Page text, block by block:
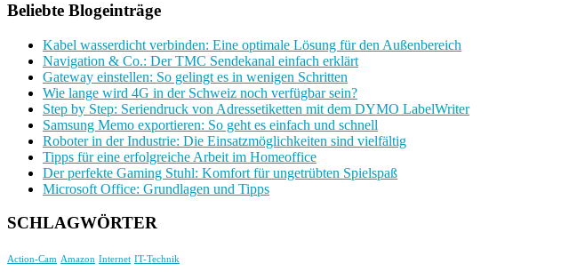
Beliebte Blogeinträge
Kabel wasserdicht verbinden: Eine optimale Lösung für den Außenbereich
Navigation & Co.: Der TMC Sendekanal einfach erklärt
Gateway einstellen: So gelingt es in wenigen Schritten
Wie lange wird 4G in der Schweiz noch verfügbar sein?
Step by Step: Seriendruck von Adressetiketten mit dem DYMO LabelWriter
Samsung Memo exportieren: So geht es einfach und schnell
Roboter in der Industrie: Die Einsatzmöglichkeiten sind vielfältig
Tipps für eine erfolgreiche Arbeit im Homeoffice
Der perfekte Gaming Stuhl: Komfort für ungetrübten Spielspaß
Microsoft Office: Grundlagen und Tipps
SCHLAGWÖRTER
Action-Cam Amazon Internet IT-Technik